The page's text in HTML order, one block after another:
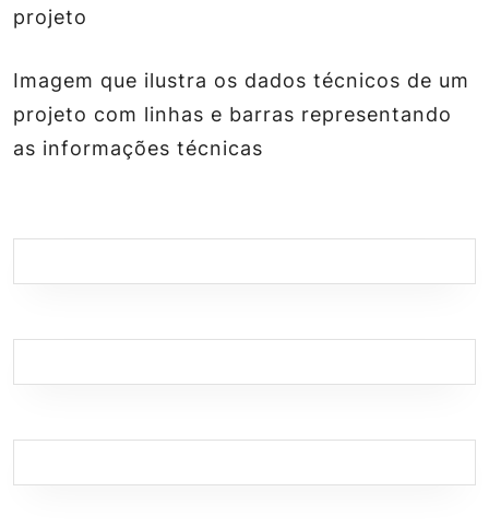
projeto
Imagem que ilustra os dados técnicos de um
projeto com linhas e barras representando
as informações técnicas